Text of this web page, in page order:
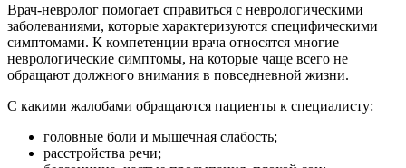
Врач-невролог помогает справиться с неврологическими
заболеваниями, которые характеризуются специфическими
симптомами. К компетенции врача относятся многие
неврологические симптомы, на которые чаще всего не
обращают должного внимания в повседневной жизни.
С какими жалобами обращаются пациенты к специалисту:
головные боли и мышечная слабость;
расстройства речи;